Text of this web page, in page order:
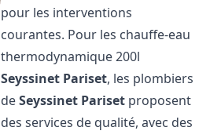
pour les interventions
courantes. Pour les chauffe-eau
thermodynamique 200l
Seyssinet Pariset, les plombiers
deSeyssinet Pariset proposent
des services de qualité, avec des